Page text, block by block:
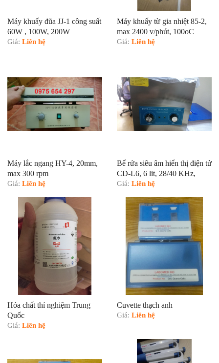
Máy khuấy đũa JJ-1 công suất
60W , 100W, 200W
Giá: Liên hệ
Máy khuấy từ gia nhiệt 85-2,
max 2400 v/phút, 100oC
Giá: Liên hệ
Máy lắc ngang HY-4, 20mm,
max 300 rpm
Giá: Liên hệ
Bể rửa siêu âm hiển thị điện tử
CD-L6, 6 lit, 28/40 KHz,
RT+80oC
Giá: Liên hệ
Hóa chất thí nghiệm Trung
Quốc
Giá: Liên hệ
Cuvette thạch anh
Giá: Liên hệ